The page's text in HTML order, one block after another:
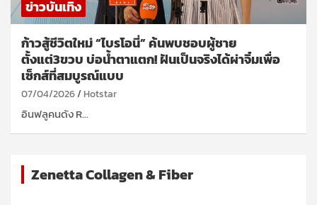
ข่าวบันเทิง
ก้าวสู้ชีวิตใหม่ “ไบรโอนี่” ค้นพบชอบผู้ชาย
ตั้งแต่3ขวบ บ่อน้ำตาแตก! ฝันเป็นจริงได้ผ่าจิ๋มเพื่อ
เซ็กส์ที่สมบูรณ์แบบ
07/04/2026 Hotstar
อินฟลูคนดัง R…
Zenetta Collagen & Fiber